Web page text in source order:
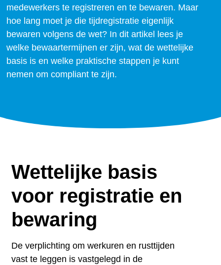
medewerkers te registreren en te bewaren. Maar
hoe lang moet je die tijdregistratie eigenlijk
bewaren volgens de wet? In dit artikel lees je
welke bewaartermijnen er zijn, wat de wettelijke
basis is en welke praktische stappen je kunt
nemen om compliant te zijn.
Wettelijke basis
voor registratie en
bewaring
De verplichting om werkuren en rusttijden
vast te leggen is vastgelegd in de